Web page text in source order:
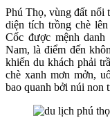
Phú Thọ, vùng đất nổi
diện tích trồng chè
Cốc được mệnh
Nam, là điểm đến
khiến du khách phải
chè xanh mơn mởn,
bao quanh bởi núi non